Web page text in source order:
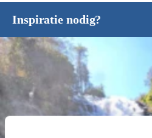
Inspiratie nodig?